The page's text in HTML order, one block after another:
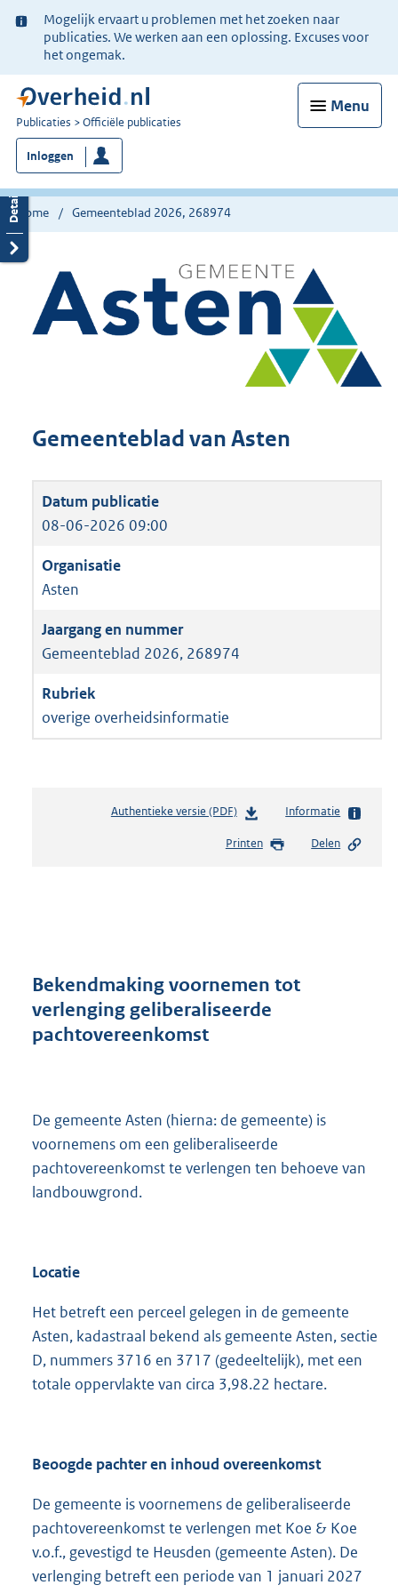
Ter
informatie:
Mogelijk ervaart u problemen met het zoeken naar
publicaties. We werken aan een oplossing. Excuses voor
het ongemak.
Menu
U
bent
nu
hier:
Publicaties Officiële publicaties
Inloggen
Home Gemeenteblad 2026, 268974
Gemeenteblad van Asten
08-06-2026 09:00
Asten
Gemeenteblad 2026, 268974
overige overheidsinformatie
Authentieke versie (PDF)b
s
r
o
5
6
K
Informatie
Printen Delen
Bekendmaking voornemen tot
verlenging geliberaliseerde
pachtovereenkomst
De gemeente Asten (hierna: de gemeente) is
voornemens om een geliberaliseerde
pachtovereenkomst te verlengen ten behoeve van
landbouwgrond.
Locatie
Het betreft een perceel gelegen in de gemeente
Asten, kadastraal bekend als gemeente Asten, sectie
D, nummers 3716 en 3717 (gedeeltelijk), met een
totale oppervlakte van circa 3,98.22 hectare.
Beoogde pachter en inhoud overeenkomst
De gemeente is voornemens de geliberaliseerde
pachtovereenkomst te verlengen met Koe & Koe
v.o.f., gevestigd te Heusden (gemeente Asten). De
verlenging betreft een periode van 1 januari 2027